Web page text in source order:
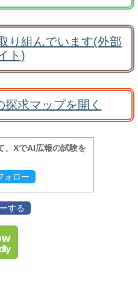
り組んでいます(外部
ト)
求マップを開く
、XでAI広報の試験を
ォロー
する